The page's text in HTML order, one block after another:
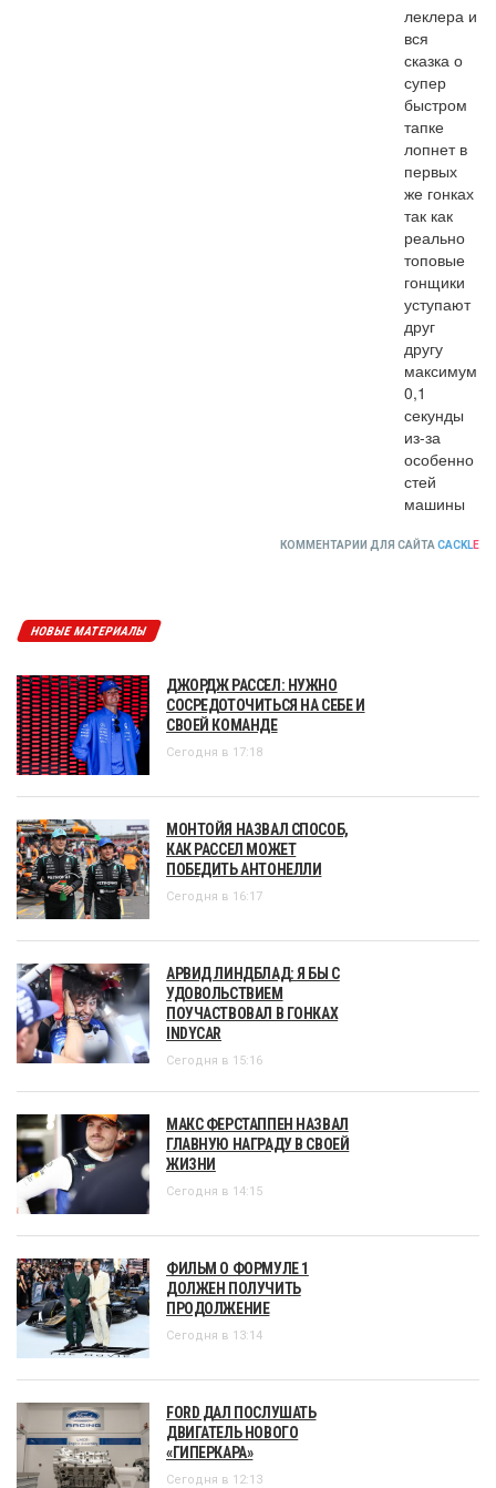
леклера и
вся
сказка о
супер
быстром
тапке
лопнет в
первых
же гонках
так как
реально
топовые
гонщики
уступают
друг
другу
максимум
0,1
секунды
из-за
особенно
стей
машины
КОММЕНТАРИИ ДЛЯ САЙТА CACKLE
НОВЫЕ МАТЕРИАЛЫ
ДЖОРДЖ РАССЕЛ: НУЖНО
СОСРЕДОТОЧИТЬСЯ НА СЕБЕ И
СВОЕЙ КОМАНДЕ
Сегодня в 17:18
МОНТОЙЯ НАЗВАЛ СПОСОБ,
КАК РАССЕЛ МОЖЕТ
ПОБЕДИТЬ АНТОНЕЛЛИ
Сегодня в 16:17
АРВИД ЛИНДБЛАД: Я БЫ С
УДОВОЛЬСТВИЕМ
ПОУЧАСТВОВАЛ В ГОНКАХ
INDYCAR
Сегодня в 15:16
МАКС ФЕРСТАППЕН НАЗВАЛ
ГЛАВНУЮ НАГРАДУ В СВОЕЙ
ЖИЗНИ
Сегодня в 14:15
ФИЛЬМ О ФОРМУЛЕ 1
ДОЛЖЕН ПОЛУЧИТЬ
ПРОДОЛЖЕНИЕ
Сегодня в 13:14
FORD ДАЛ ПОСЛУШАТЬ
ДВИГАТЕЛЬ НОВОГО
«ГИПЕРКАРА»
Сегодня в 12:13